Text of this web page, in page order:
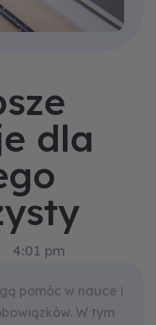
dla
4:01 pm
pomóc w nauce i
W tym